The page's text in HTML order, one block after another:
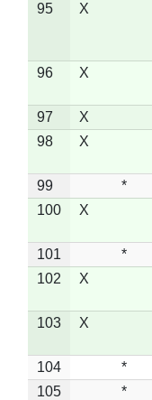
95 X
96 X
97 X
98
X
99 *
100
X
101 *
102
X
103 X
104 *
105
*